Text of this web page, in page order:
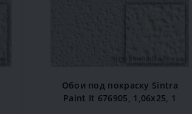
Обои под покраску Sintra
Paint It 676905, 1,06x25, 1